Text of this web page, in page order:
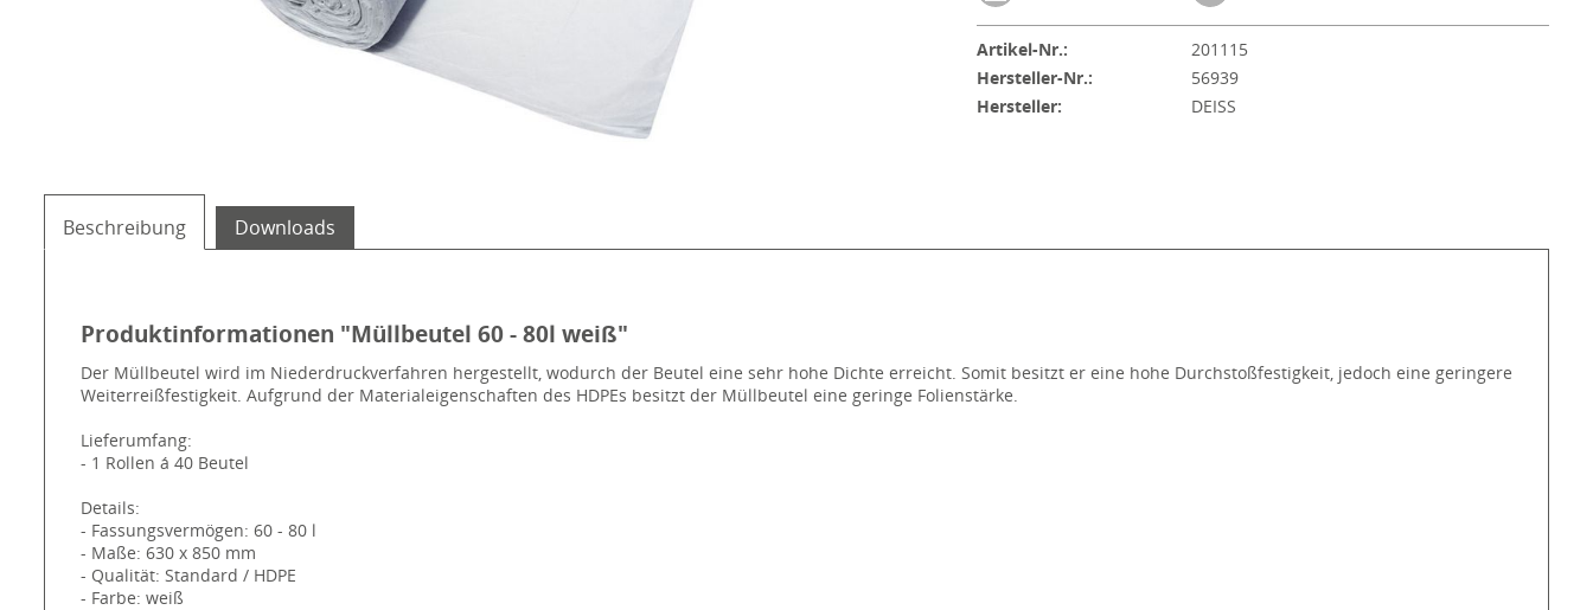
Artikel-Nr.:
201115
Hersteller-Nr.:
56939
Hersteller:
DEISS
Beschreibung Downloads
Produktinformationen "Müllbeutel 60 - 80l weiß"
Der Müllbeutel wird im Niederdruckverfahren hergestellt, wodurch der Beutel eine sehr hohe Dichte erreicht. Somit besitzt er eine hohe Durchstoßfestigkeit, jedoch eine geringere
Weiterreißfestigkeit. Aufgrund der Materialeigenschaften des HDPEs besitzt der Müllbeutel eine geringe Folienstärke.
Lieferumfang:
- 1 Rollen á 40 Beutel
Details:
- Fassungsvermögen: 60 - 80 l
- Maße: 630 x 850 mm
- Qualität: Standard / HDPE
- Farbe: weiß